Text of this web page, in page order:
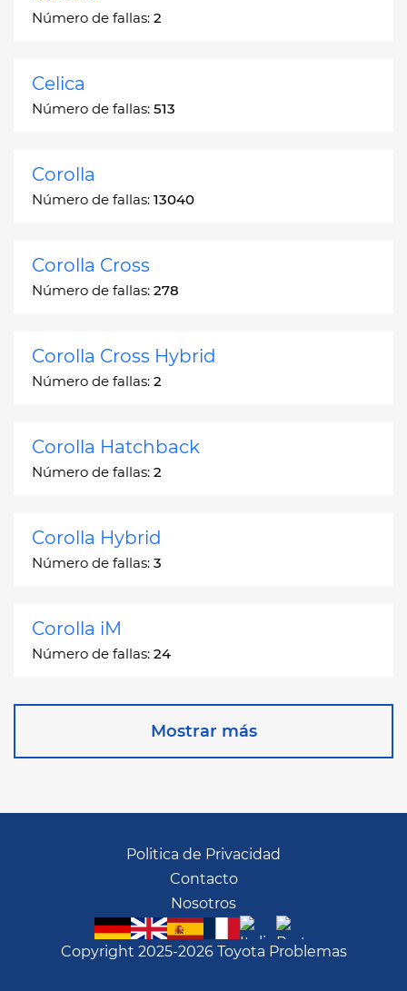
Número de fallas: 2
Celica
Número de fallas: 513
Corolla
Número de fallas: 13040
Corolla Cross
Número de fallas: 278
Corolla Cross Hybrid
Número de fallas: 2
Corolla Hatchback
Número de fallas: 2
Corolla Hybrid
Número de fallas: 3
Corolla iM
Número de fallas: 24
Corona Station Wagon
Número de fallas:55
Mostrar más
Copyright 2025-2026 Toyota Problemas
Politica de Privacidad
Contacto
Nosotros